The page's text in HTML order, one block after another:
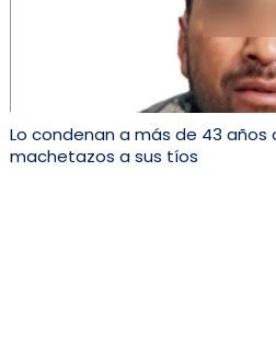
Lo condenan a más de 43
machetazos a sus tíos